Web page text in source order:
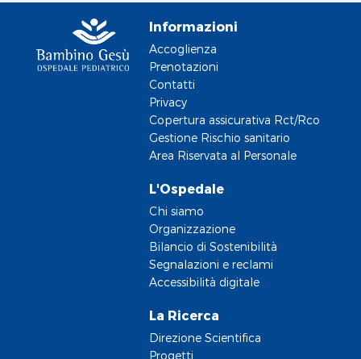
Informazioni
Accoglienza
Prenotazioni
Contatti
Privacy
Copertura assicurativa Rct/Rco
Gestione Rischio sanitario
Area Riservata al Personale
L'Ospedale
Chi siamo
Organizzazione
Bilancio di Sostenibilità
Segnalazioni e reclami
Accessibilità digitale
La Ricerca
Direzione Scientifica
Progetti